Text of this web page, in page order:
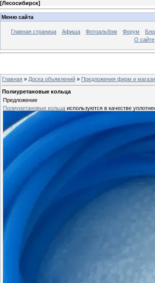
[Лесосибирск]
Меню сайта
Главная страница Афиша Фотоальбом Форум
О сайте
Главная » Доска объявлений » Предложения фирм и
Полиуретановые кольца
Предложение
Полиуретановые кольца используются в качестве